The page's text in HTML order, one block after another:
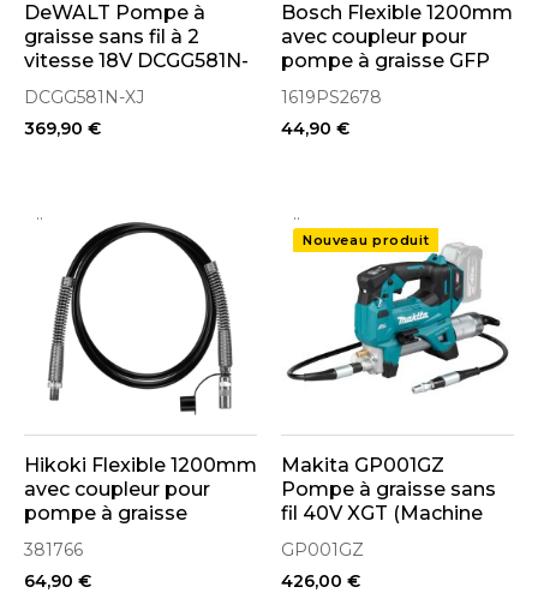
DeWALT Pompe à
graisse sans fil à 2
vitesse 18V DCGG581N-
XJ (Machine seule)
DCGG581N-XJ
369,90 €
Bosch Flexible 1200mm
avec coupleur pour
pompe à graisse GFP
18V-10 (1619PS2678)
1619PS2678
44,90 €
..
Hikoki Flexible 1200mm
avec coupleur pour
pompe à graisse
AL18DA & FP18LTX
(381766)
381766
64,90 €
..
Nouveau produit
Makita GP001GZ
Pompe à graisse sans
fil 40V XGT (Machine
seule)
GP001GZ
426,00 €